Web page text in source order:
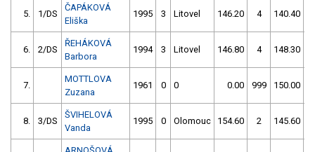
5. 1/DS
ČAPÁKOVÁ
Eliška
1995 3 Litovel 146.20 4 140.40
6. 2/DS
ŘEHÁKOVÁ
Barbora
1994 3 Litovel 146.80 4 148.30
7.
MOTTLOVA
Zuzana
1961 0 0 0.00 999 150.00
8. 3/DS
ŠVIHELOVÁ
Vanda
1995 0 Olomouc 154.60 2 145.60